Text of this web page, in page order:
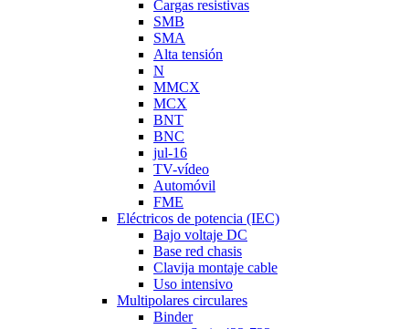
Cargas resistivas
SMB
SMA
Alta tensión
N
MMCX
MCX
BNT
BNC
jul-16
TV-vídeo
Automóvil
FME
Eléctricos de potencia (IEC)
Bajo voltaje DC
Base red chasis
Clavija montaje cable
Uso intensivo
Multipolares circulares
Binder